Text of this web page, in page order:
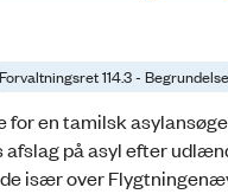
Forvaltningsret 114.3 - Begrundelse
for en tamilsk
på asyl efter
især over